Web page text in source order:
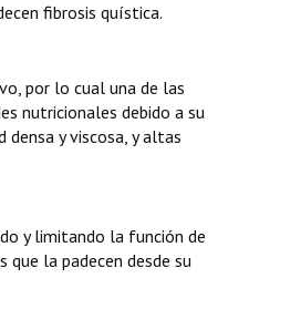
fibrosis quística.
por lo cual una de las
nutricionales debido a su
y viscosa, y altas
y limitando la función de
que la padecen desde su